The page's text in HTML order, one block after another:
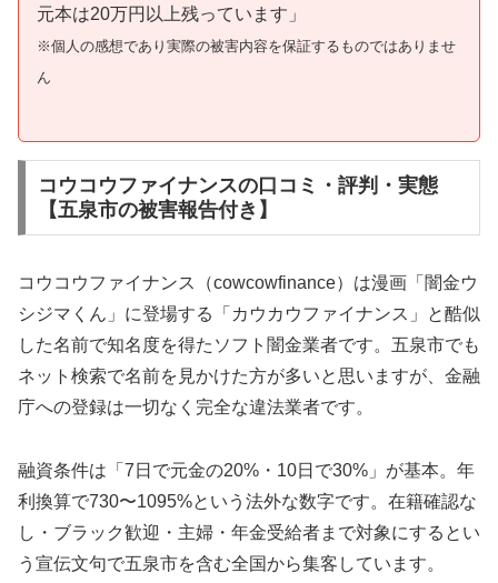
元本は20万円以上残っています」
※個人の感想であり実際の被害内容を保証するものではありませ
ん
コウコウファイナンスの口コミ・評判・実態
【五泉市の被害報告付き】
コウコウファイナンス（cowcowfinance）は漫画「闇金ウ
シジマくん」に登場する「カウカウファイナンス」と酷似
した名前で知名度を得たソフト闇金業者です。五泉市でも
ネット検索で名前を見かけた方が多いと思いますが、金融
庁への登録は一切なく完全な違法業者です。
融資条件は「7日で元金の20%・10日で30%」が基本。年
利換算で730〜1095%という法外な数字です。在籍確認な
し・ブラック歓迎・主婦・年金受給者まで対象にするとい
う宣伝文句で五泉市を含む全国から集客しています。